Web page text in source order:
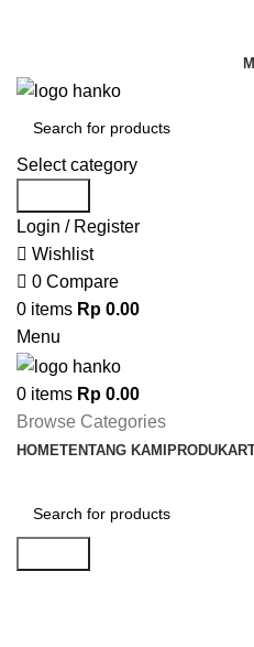
Select category
Login / Register
Wishlist
0 Compare
0 items Rp 0.00
Menu
0 items Rp 0.00
Browse Categories
HOMETENTANG KAMIPRODUK